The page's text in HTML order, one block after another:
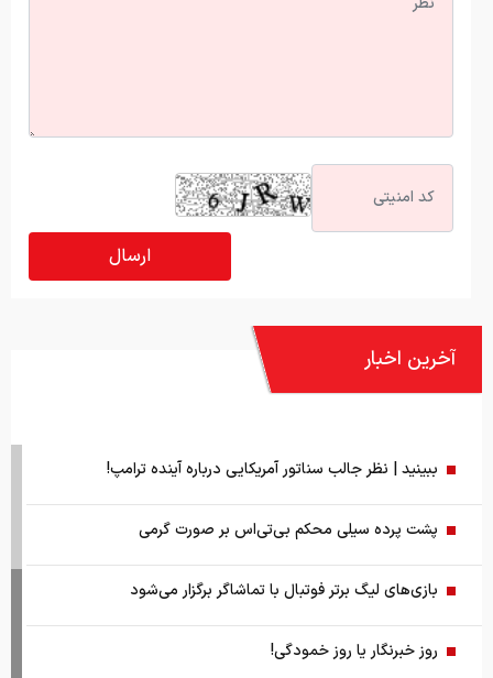
آخرین اخبار
ببینید | نظر جالب سناتور آمریکایی درباره آینده ترامپ!
پشت پرده سیلی محکم بی‌تی‌اس بر صورت گرمی
بازی‌های لیگ برتر فوتبال با تماشاگر برگزار می‌شود
روز خبرنگار یا روز خمودگی!